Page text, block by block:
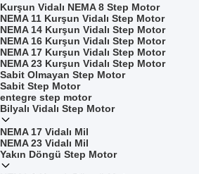
Kurşun Vidalı NEMA 8 Step Motor
NEMA 11 Kurşun Vidalı Step Motor
NEMA 14 Kurşun Vidalı Step Motor
NEMA 16 Kurşun Vidalı Step Motor
NEMA 17 Kurşun Vidalı Step Motor
NEMA 23 Kurşun Vidalı Step Motor
Sabit Olmayan Step Motor
Sabit Step Motor
entegre step motor
Bilyalı Vidalı Step Motor
NEMA 17 Vidalı Mil
NEMA 23 Vidalı Mil
Yakın Döngü Step Motor